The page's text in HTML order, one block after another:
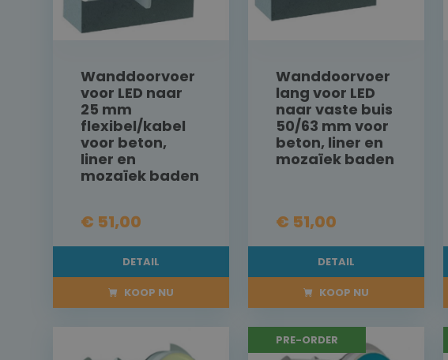
Wanddoorvoer
voor LED naar
25 mm
flexibel/kabel
voor beton,
liner en
mozaïek baden
€ 51,00
DETAIL
KOOP NU
Wanddoorvoer
lang voor LED
naar vaste buis
50/63 mm voor
beton, liner en
mozaïek baden
€ 51,00
DETAIL
KOOP NU
PRE-ORDER